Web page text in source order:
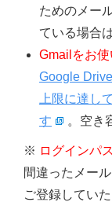
ためのメー
ている場合
Gmailをお
Google
上限に達し
す
。空き
※ ログインパ
間違ったメー
ご登録してい